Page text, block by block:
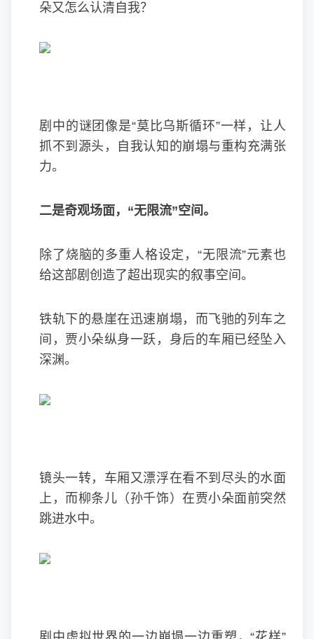
朵又怎么认清自我？
剧中的谜团像是“莫比乌斯循环”一样，让人
抓不到源头，自我认知的崩塌与重构充满张
力。
二是奇观场面，“无限流”空间。
除了烧脑的多重人格设定，“无限流”元素也
给这部剧创造了超出现实的叙事空间。
铁轨下的悬崖在迅速崩塌，而飞驰的列车之
间，贾小朵纵身一跃，身后的车厢已经坠入
深渊。
镜头一转，车厢又漂浮在看不到尽头的水面
上，而柳条儿（孙千饰）在贾小朵面前突然
跳进水中。